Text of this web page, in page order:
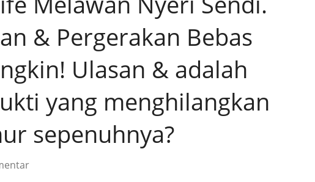
& Pergerakan Bebas
Ulasan & adalah
yang menghilangkan
sepenuhnya?